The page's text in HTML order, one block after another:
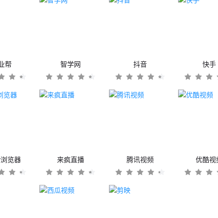
帮 智学网 抖音 快手
览器 来疯直播 腾讯视频 优酷视